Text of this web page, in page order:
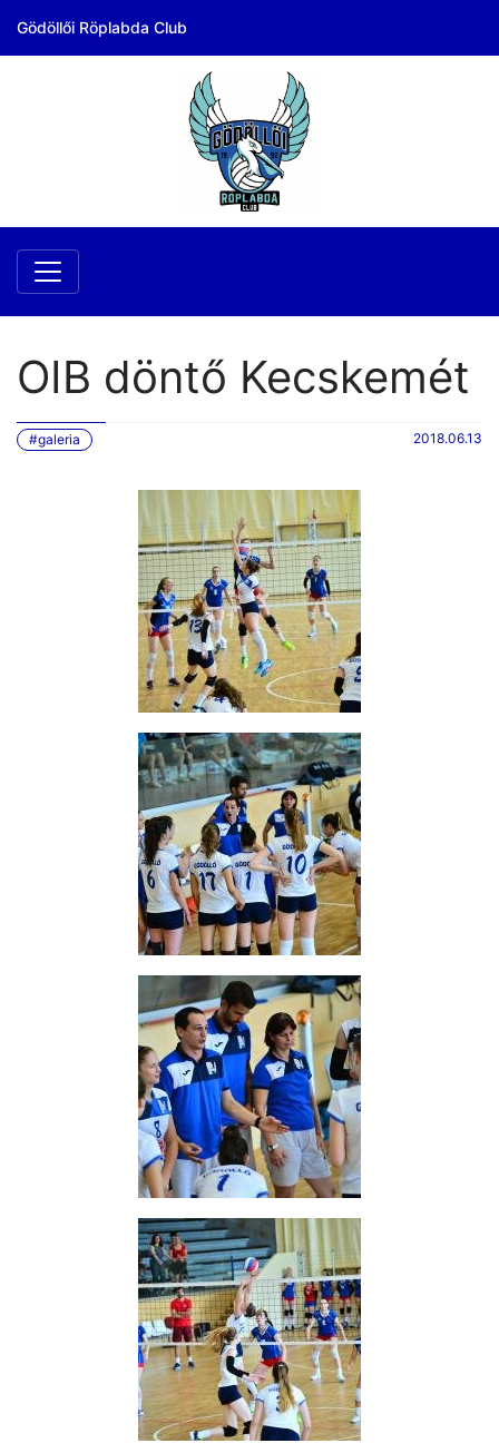
Gödöllői Röplabda Club
OIB döntő Kecskemét
#galeria 2018.06.13